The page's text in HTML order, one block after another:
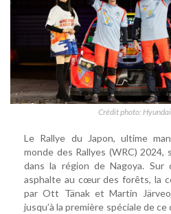
Crédit photo:
Le Rallye du Japon, ultime
monde des Rallyes (WRC)
dans la région de Nagoya. Sur
asphalte au cœur des forêts, la
par Ott Tänak et Martin
jusqu’à la première spéciale de